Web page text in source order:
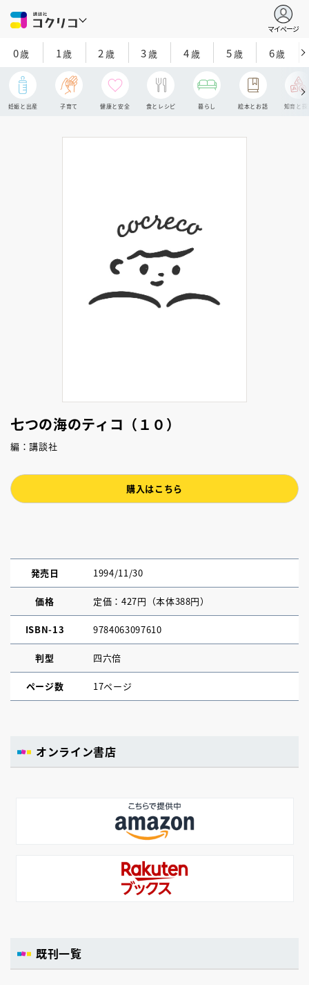
マイページ
0歳 1歳 2 歳 3歳 4歳 5歳 6歳
妊娠と出産 子育て 健康と安全 食とレシピ 暮らし 絵本とお話 知育と探
七つの海のティコ（１０）
編：講談社
購入はこちら
発売日 1994/11/30
価格 定価：427円（本体388円）
ISBN-13 9784063097610
判型 四六倍
ページ数 17ページ
オンライン書店
既刊一覧